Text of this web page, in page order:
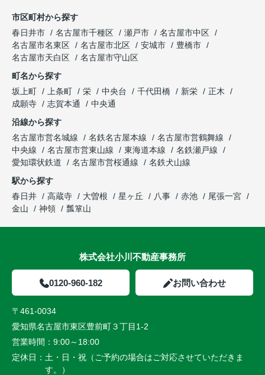
市区町村から探す
春日井市
名古屋市千種区 瀬戸市
名古屋市中区
名古屋市名東区
名古屋市北区 安城市
豊橋市
名古屋市天白区
名古屋市守山区
町名から探す
坂上町
上条町 栄 中央台 千代田橋 新栄
正木
成願寺
志賀本通
中央通
沿線から探す
名古屋市営名城線
名鉄名古屋本線
名古屋市営鶴舞線
中央線
名古屋市営東山線 東海道本線
名鉄瀬戸線
愛知環状鉄道
名古屋市営桜通線
名鉄犬山線
駅から探す
春日井
高蔵寺 大曽根 星ヶ丘 八事 赤池
尾張一宮
金山
神領 瓢箪山
株式会社小川不動産事務所
0120-960-182 お問い合わせ
〒461-0034
愛知県名古屋市東区豊前町３丁目1-2
営業時間： 9:00～18:00
定休日： 土・日・祝（ご予約の場合はご対応させていただきま
す。）